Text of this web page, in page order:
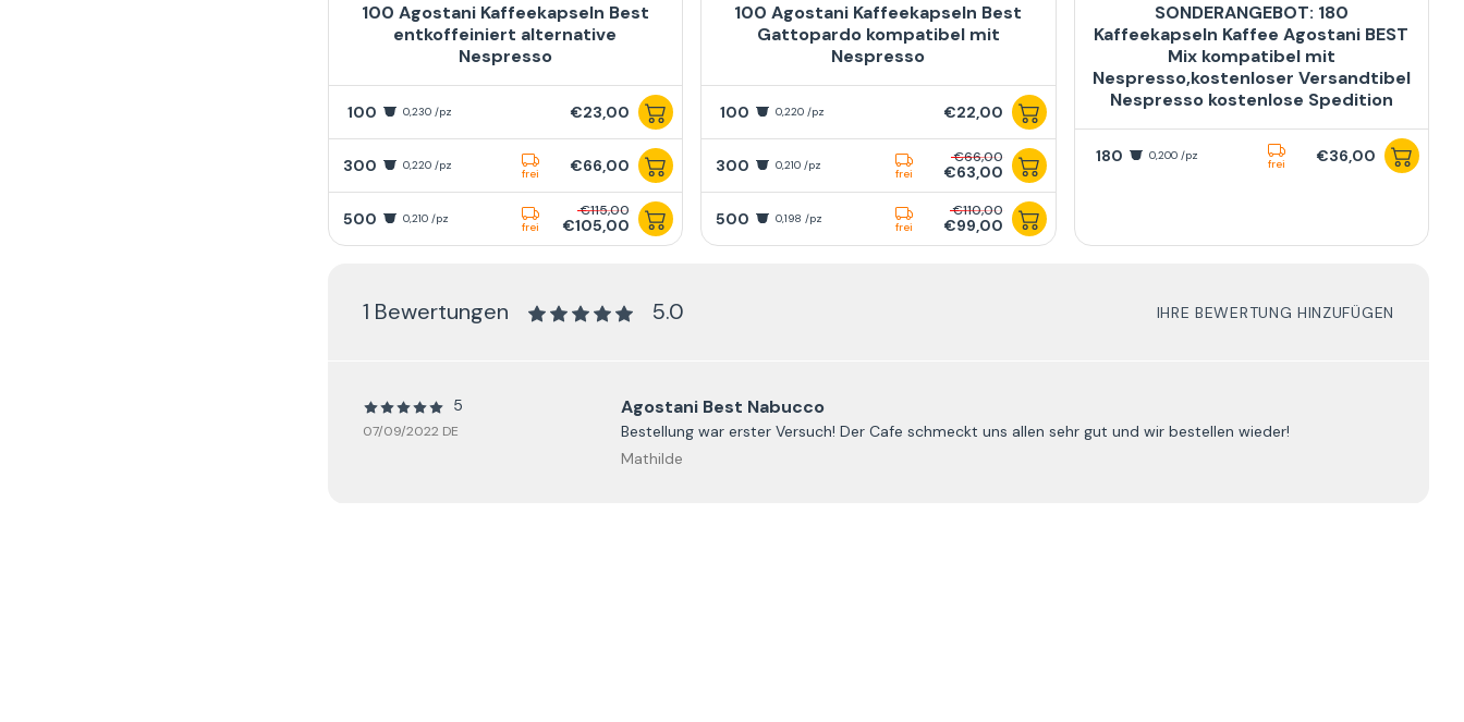
100 Agostani Kaffeekapseln Best
entkoffeiniert alternative
Nespresso
100 0,230 /pz €23,00
300 0,220 /pz
frei €66,00
500 0,210 /pz
frei
€115,00
€105,00
100 Agostani Kaffeekapseln Best
Gattopardo kompatibel mit
Nespresso
100 0,220 /pz €22,00
300 0,210 /pz
frei
€66,00
€63,00
500 0,198 /pz
frei
€110,00
€99,00
SONDERANGEBOT: 180
Kaffeekapseln Kaffee Agostani BEST
Mix kompatibel mit
Nespresso,kostenloser Versandtibel
Nespresso kostenlose Spedition
180 0,200 /pz
frei €36,00
1 Bewertungen 5.0 IHRE BEWERTUNG HINZUFÜGEN
5
07/09/2022 DE
Agostani Best Nabucco
Bestellung war erster Versuch! Der Cafe schmeckt uns allen sehr gut und wir bestellen wieder!
Mathilde